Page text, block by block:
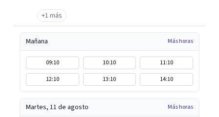
+1 más
Mañana Más horas
09:10 10:10
11:10
12:10
13:10 14:10
Martes, 11 de agosto Más horas